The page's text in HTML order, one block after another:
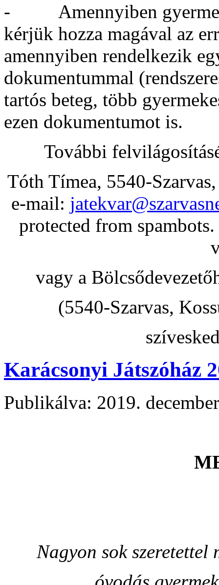
- Amennyiben
kérjük hozza magával az
amennyiben rendelkezik
dokumentummal
tartós beteg, több
ezen dokumentumot is.
További
Tóth Tímea, 5540-
e-mail:
protected from
vagy a
(5540-Szarvas,
Karácsonyi Játszóház
Publikálva: 2019.
Nagyon sok szeretettel